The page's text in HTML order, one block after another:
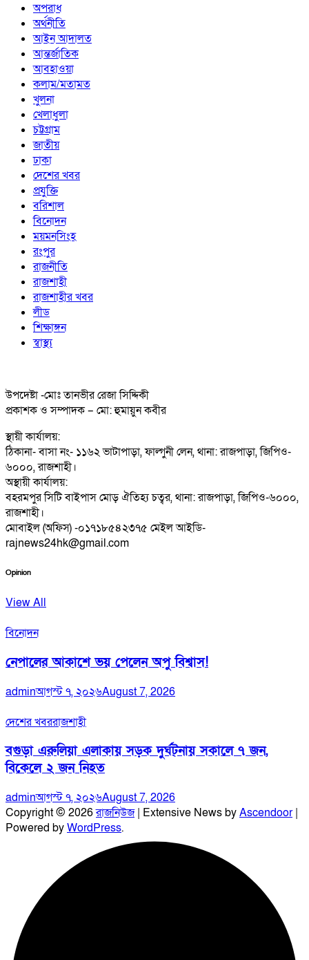
অপরাধ
অর্থনীতি
আইন আদালত
আন্তর্জাতিক
আবহাওয়া
কলাম/মতামত
খুলনা
খেলাধুলা
চট্টগ্রাম
জাতীয়
ঢাকা
দেশের খবর
প্রযুক্তি
বরিশাল
বিনোদন
ময়মনসিংহ
রংপুর
রাজনীতি
রাজশাহী
রাজশাহীর খবর
লীড
শিক্ষাঙ্গন
স্বাস্থ্য
উপদেষ্টা -মোঃ তানভীর রেজা সিদ্দিকী
প্রকাশক ও সম্পাদক – মো: হুমায়ুন কবীর
স্থায়ী কার্যালয়:
ঠিকানা- বাসা নং- ১১৬২ ভাটাপাড়া, ফাল্গুনী লেন, থানা: রাজপাড়া, জিপিও-
৬০০০, রাজশাহী।
অস্থায়ী কার্যালয়:
বহরমপুর সিটি বাইপাস মোড় ঐতিহ্য চত্বর, থানা: রাজপাড়া, জিপিও-৬০০০,
রাজশাহী।
মোবাইল (অফিস) -০১৭১৮৫৪২৩৭৫ মেইল আইডি-
rajnews24hk@gmail.com
Opinion
View All
বিনোদন
নেপালের আকাশে ভয় পেলেন অপু বিশ্বাস!
adminআগস্ট ৭, ২০২৬August 7, 2026
দেশের খবররাজশাহী
বগুড়া এরুলিয়া এলাকায় সড়ক দুর্ঘট্নায় সকালে ৭ জন,
বিকেলে ২ জন নিহত
adminআগস্ট ৭, ২০২৬August 7, 2026
Copyright © 2026রাজনিউজ| Extensive News byAscendoor|
Powered byWordPress.